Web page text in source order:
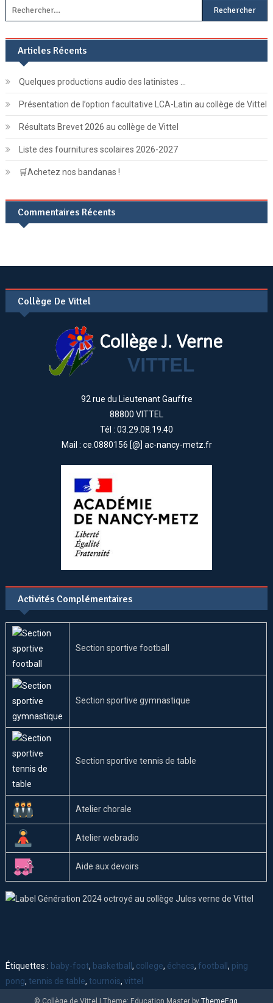
Rechercher :
Articles Récents
Quelques productions audio des latinistes …
Présentation de l’option facultative LCA-Latin au collège de Vittel
Résultats Brevet 2026 au collège de Vittel
Liste des fournitures scolaires 2026-2027
🛒Achetez nos bandanas !
Commentaires Récents
Collège De Vittel
92 rue du Lieutenant Gauffre
88800 VITTEL
Tél : 03.29.08.19.40
Mail : ce.0880156 [@] ac-nancy-metz.fr
Activités Complémentaires
Section sportive football
Section sportive gymnastique
Section sportive tennis de table
Atelier chorale
Atelier webradio
Aide aux devoirs
Étiquettes : baby-foot, basketball, college, échecs, football, ping
pong,tennis de table,tournois,vittel
© Collège de Vittel | Theme: Education Master by ThemeEgg